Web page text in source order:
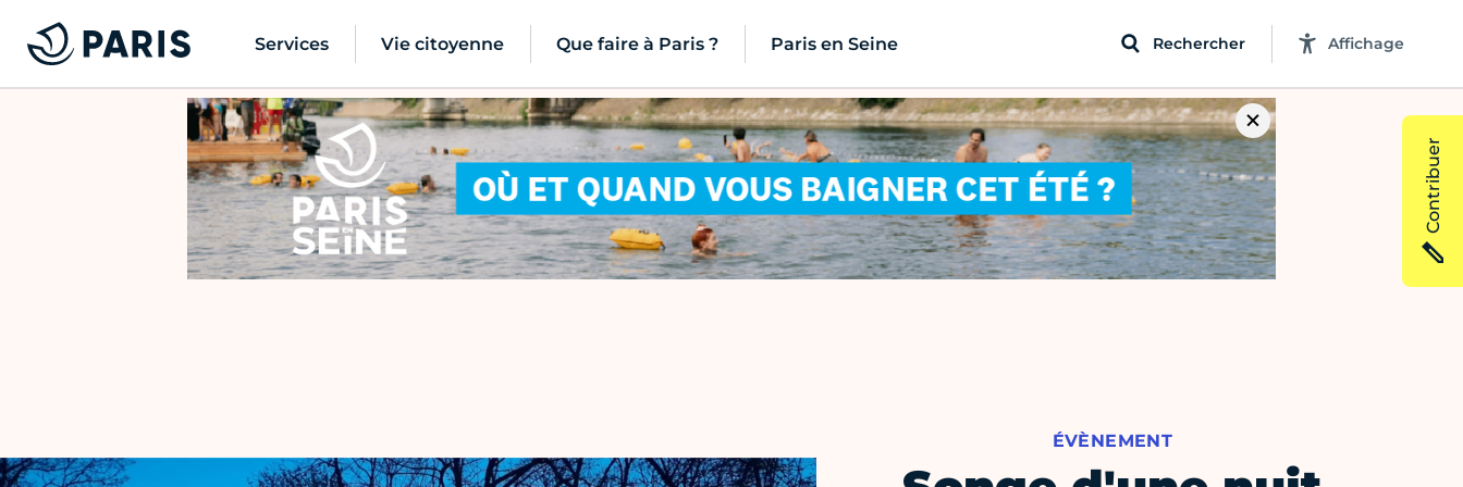
Services Vie citoyenne Que faire à Paris ? Paris en Seine Rechercher Affichage
ÉVÈNEMENT
Contribuer